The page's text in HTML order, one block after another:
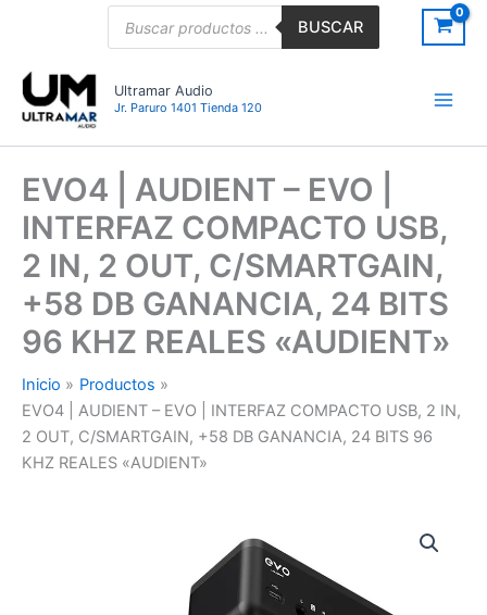
BUSCAR
Ultramar Audio
Jr. Paruro 1401 Tienda 120
EVO4 | AUDIENT – EVO |
INTERFAZ COMPACTO USB,
2 IN, 2 OUT, C/SMARTGAIN,
+58 DB GANANCIA, 24 BITS
96 KHZ REALES «AUDIENT»
Inicio
Productos
EVO4 | AUDIENT – EVO | INTERFAZ COMPACTO USB, 2 IN,
2 OUT, C/SMARTGAIN, +58 DB GANANCIA, 24 BITS 96
KHZ REALES «AUDIENT»